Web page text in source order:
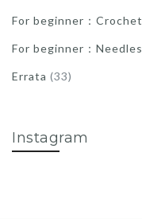
For beginner：Crochet
For beginner：Needles
Errata (33)
Instagram